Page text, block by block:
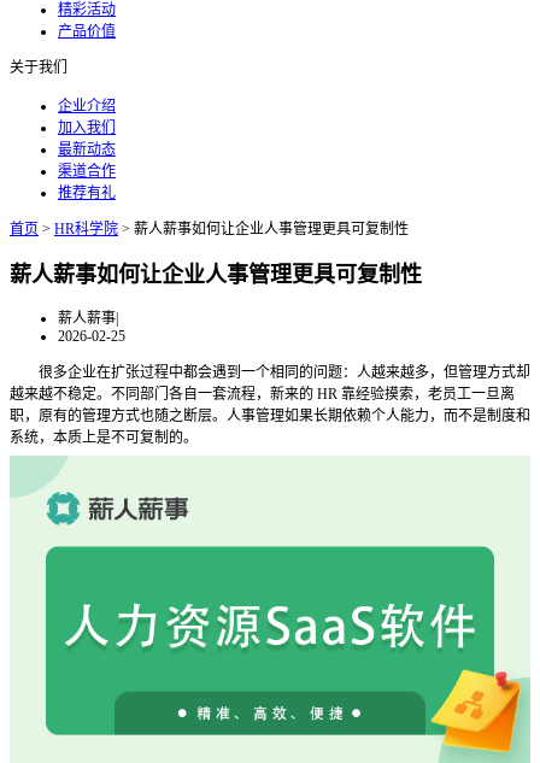
精彩活动
产品价值
关于我们
企业介绍
加入我们
最新动态
渠道合作
推荐有礼
首页 > HR科学院 > 薪人薪事如何让企业人事管理更具可复制性
薪人薪事如何让企业人事管理更具可复制性
薪人薪事|
2026-02-25
很多企业在扩张过程中都会遇到一个相同的问题：人越来越多，但管理方式却
越来越不稳定。不同部门各自一套流程，新来的 HR 靠经验摸索，老员工一旦离
职，原有的管理方式也随之断层。人事管理如果长期依赖个人能力，而不是制度和
系统，本质上是不可复制的。